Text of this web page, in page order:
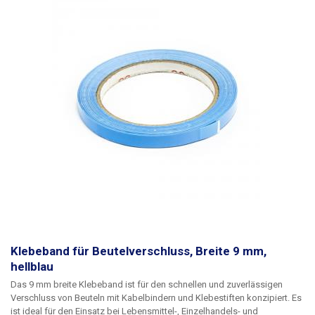
Klebeband für Beutelverschluss, Breite 9 mm,
hellblau
Das 9 mm breite Klebeband ist für den schnellen und zuverlässigen
Verschluss von Beuteln mit Kabelbindern und Klebestiften konzipiert. Es
ist ideal für den Einsatz bei Lebensmittel-, Einzelhandels- und